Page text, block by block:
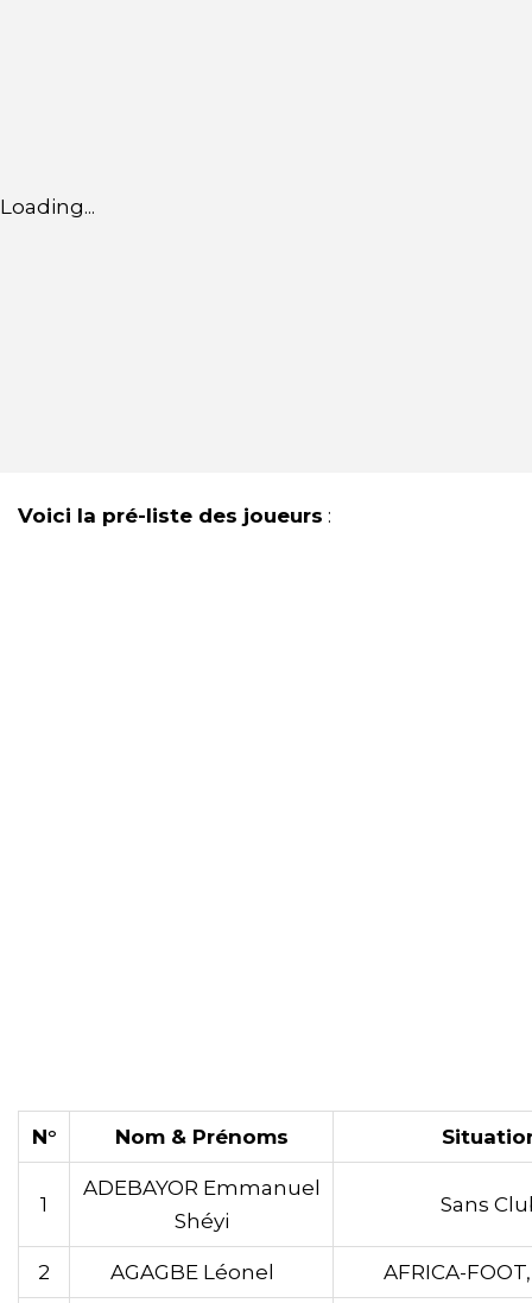
Loading...
Voici la pré-liste des joueurs :
N° Nom & Prénoms
1
ADEBAYOR Emmanuel
Shéyi
Sans
2 AGAGBE Léonel AFRICA-